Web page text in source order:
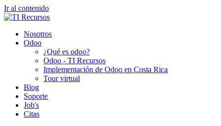
Ir al contenido
Nosotros
Odoo
¿Qué es odoo?
Odoo - TI Recursos
Implementación de Odoo en Costa Rica
Tour virtual
Blog
Soporte
Job's
Citas